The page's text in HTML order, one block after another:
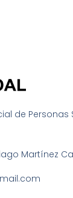
de Personas
Martínez